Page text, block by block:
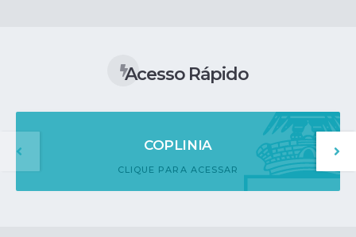
Acesso Rápido
COPLINIA
CLIQUE PARA ACESSAR